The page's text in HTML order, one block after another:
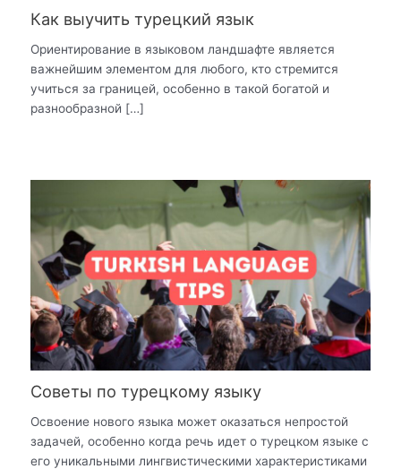
Как выучить турецкий язык
Ориентирование в языковом ландшафте является
важнейшим элементом для любого, кто стремится
учиться за границей, особенно в такой богатой и
разнообразной […]
Советы по турецкому языку
Освоение нового языка может оказаться непростой
задачей, особенно когда речь идет о турецком языке с
его уникальными лингвистическими характеристиками